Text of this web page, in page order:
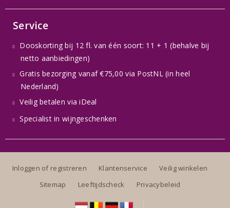
Service
Dooskorting bij 12 fl. van één soort: 11 + 1 (behalve bij
netto aanbiedingen)
Gratis bezorging vanaf €75,00 via PostNL (in heel
Nederland)
Veilig betalen via iDeal
Specialist in wijngeschenken
Inloggen of registreren Klantenservice
Veilig winkelen
Sitemap
Leeftijdscheck Privacybeleid